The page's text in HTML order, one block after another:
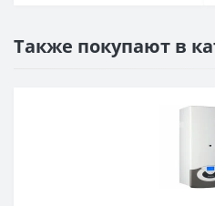
Также покупают в